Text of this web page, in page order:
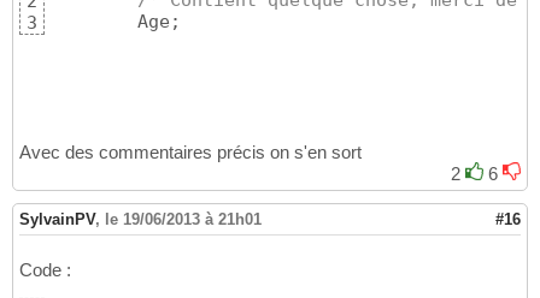
3
	Age;
Avec des commentaires précis on s'en sort
2
6
SylvainPV, le 19/06/2013 à 21h01 #16
Code :